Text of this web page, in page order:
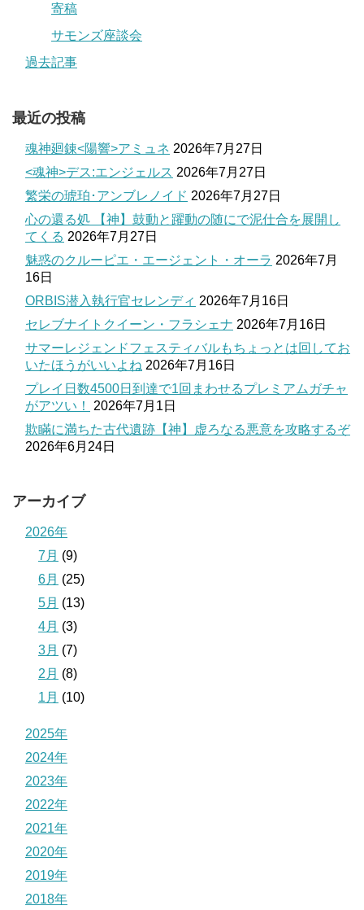
寄稿
サモンズ座談会
過去記事
最近の投稿
魂神廻錬<陽響>アミュネ 2026年7月27日
<魂神>デス:エンジェルス 2026年7月27日
繁栄の琥珀･アンブレノイド 2026年7月27日
心の還る処 【神】鼓動と躍動の随にで泥仕合を展開し
てくる 2026年7月27日
魅惑のクルーピエ・エージェント・オーラ 2026年7月
16日
ORBIS潜入執行官セレンディ 2026年7月16日
セレブナイトクイーン・フラシェナ 2026年7月16日
サマーレジェンドフェスティバルもちょっとは回してお
いたほうがいいよね 2026年7月16日
プレイ日数4500日到達で1回まわせるプレミアムガチャ
がアツい！
2026年7月1日
欺瞞に満ちた古代遺跡【神】虚ろなる悪意を攻略するぞ
2026年6月24日
アーカイブ
2026年
7月 (9)
6月 (25)
5月 (13)
4月 (3)
3月 (7)
2月 (8)
1月 (10)
2025年
2024年
2023年
2022年
2021年
2020年
2019年
2018年